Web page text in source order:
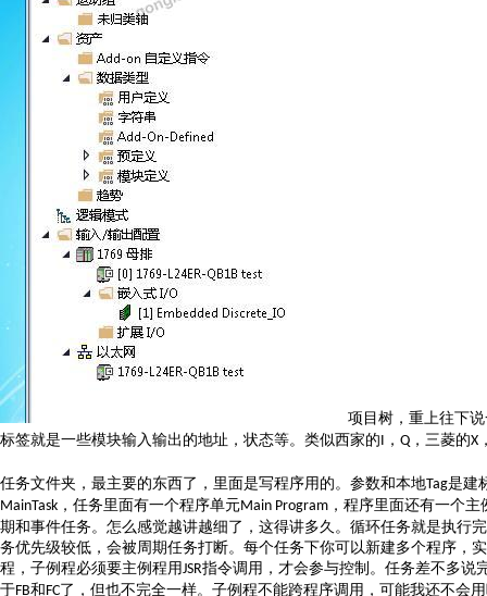
项目树，重上往下
标签就是一些模块输入输出的地址，状态等。类似西家的 ， Q ，三菱的X
任务文件夹，最主要的东西了，里面是写程序用的。参数和本地Tag是建
MainTask ，任务里面有一个程序单元Main Program ，程序里面还有一个主
期和事件任务。怎么感觉越讲越细了，这得讲多久。循环任务就是执行
务优先级较低，会被周期任务打断。每个任务下你可以新建多个程序，
程，子例程必须要主例程用JSR指令调用，才会参与控制。任务差不多说
于FB和 FC了，但也不完全一样。子例程不能跨程序调用，可能我还不会